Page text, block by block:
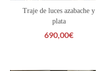
Traje de luces azabache y
plata
690,00€